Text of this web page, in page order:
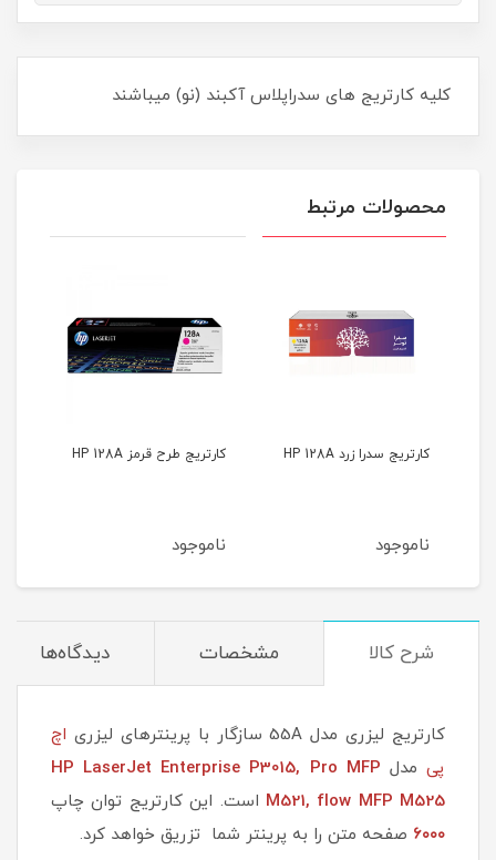
کلیه کارتریج های سدراپلاس آکبند (نو) میباشند
محصولات مرتبط
کارتریج سدرا زرد HP 128A
ناموجود
کارتریج طرح قرمز HP 128A
ناموجود
شرح کالا مشخصات دیدگاه‌ها
کارتریج لیزری مدل 55A سازگار با پرینترهای لیزری
اچ
پیمدل HP LaserJet Enterprise P3015, Pro MFP
M521, flow MFP M525
است. این کارتریج توان چاپ
۶۰۰۰ صفحه متن را به پرینتر شما تزریق خواهد کرد.